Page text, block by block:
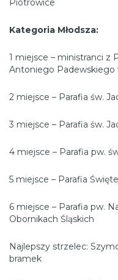
Piotrowice
Kategoria Młodsza:
1 miejsce – ministranci z
Antoniego Padewskiego
2 miejsce – Parafia św.
3 miejsce – Parafia św.
4 miejsce – Parafia pw.
5 miejsce – Parafia
6 miejsce – Parafia pw.
Obornikach Śląskich
Najlepszy strzelec:
bramek